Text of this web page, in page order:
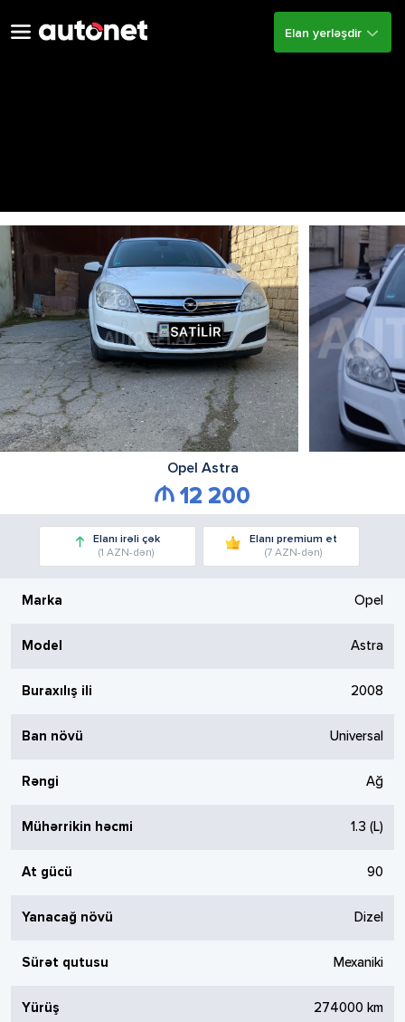
Elan yerləşdir
Opel Astra
12 200
Elanı irəli çək
(1 AZN-dən)
Elanı premium et
(7 AZN-dən)
Marka Opel
Model Astra
Buraxılış ili 2008
Ban növü Universal
Rəngi Ağ
Mühərrikin həcmi 1.3 (L)
At gücü 90
Yanacağ növü Dizel
Sürət qutusu Mexaniki
Yürüş 274000 km